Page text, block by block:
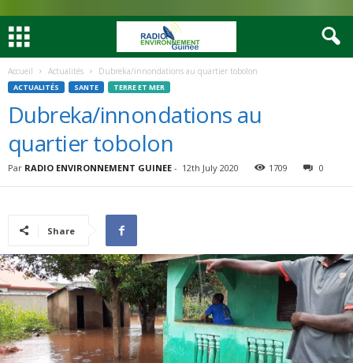
Accueil Actualités Dubreka/innondations au quartier tobolon
ACTUALITÉS SANTE TERRE ET MER
Dubreka/innondations au
quartier tobolon
Par RADIO ENVIRONNEMENT GUINEE - 12th July 2020 1709 0
Share